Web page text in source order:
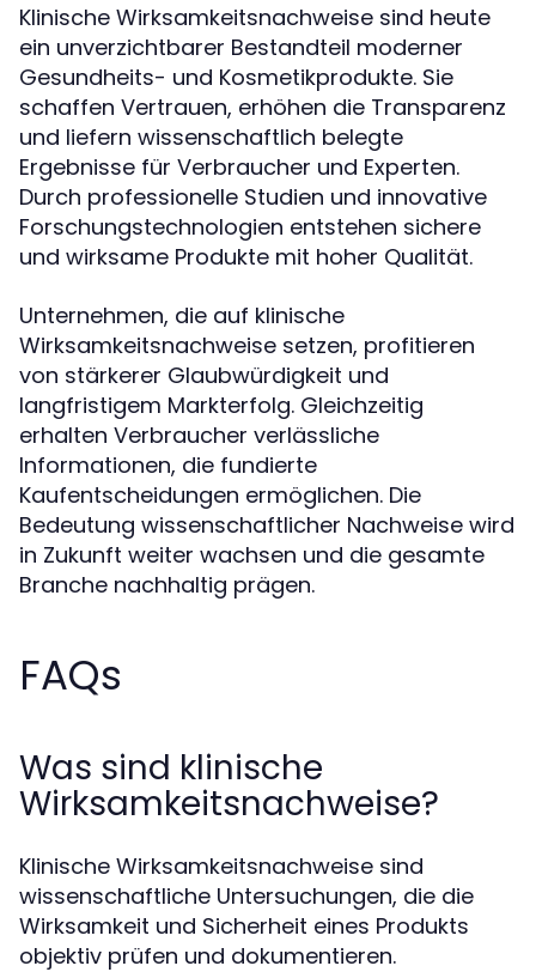
Klinische Wirksamkeitsnachweise sind heute
ein unverzichtbarer Bestandteil moderner
Gesundheits- und Kosmetikprodukte. Sie
schaffen Vertrauen, erhöhen die Transparenz
und liefern wissenschaftlich belegte
Ergebnisse für Verbraucher und Experten.
Durch professionelle Studien und innovative
Forschungstechnologien entstehen sichere
und wirksame Produkte mit hoher Qualität.
Unternehmen, die auf klinische
Wirksamkeitsnachweise setzen, profitieren
von stärkerer Glaubwürdigkeit und
langfristigem Markterfolg. Gleichzeitig
erhalten Verbraucher verlässliche
Informationen, die fundierte
Kaufentscheidungen ermöglichen. Die
Bedeutung wissenschaftlicher Nachweise wird
in Zukunft weiter wachsen und die gesamte
Branche nachhaltig prägen.
FAQs
Was sind klinische
Wirksamkeitsnachweise?
Klinische Wirksamkeitsnachweise sind
wissenschaftliche Untersuchungen, die die
Wirksamkeit und Sicherheit eines Produkts
objektiv prüfen und dokumentieren.